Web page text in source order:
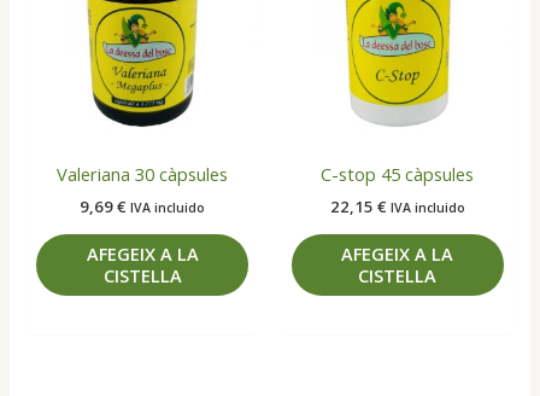
Valeriana 30 càpsules
9,69€ IVA incluido
AFEGEIX A LA
CISTELLA
C-stop 45 càpsules
22,15 € IVA incluido
AFEGEIX A LA
CISTELLA